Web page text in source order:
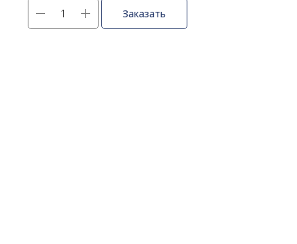
Заказать